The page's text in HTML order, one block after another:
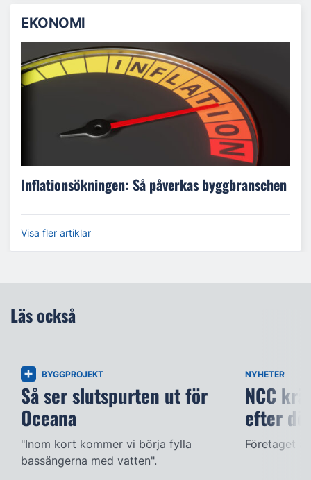
EKONOMI
Inflationsökningen: Så påverkas byggbranschen
Visa fler artiklar
Läs också
BYGGPROJEKT
Så ser slutspurten ut för
Oceana
"Inom kort kommer vi börja fylla
bassängerna med vatten".
NYHETER
NCC
efter
Företaget